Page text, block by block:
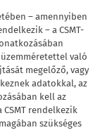
– amennyiben
– a CSMT-
való
megelőző, vagy
adatokkal, az
kell az
rendelkezik
szükséges